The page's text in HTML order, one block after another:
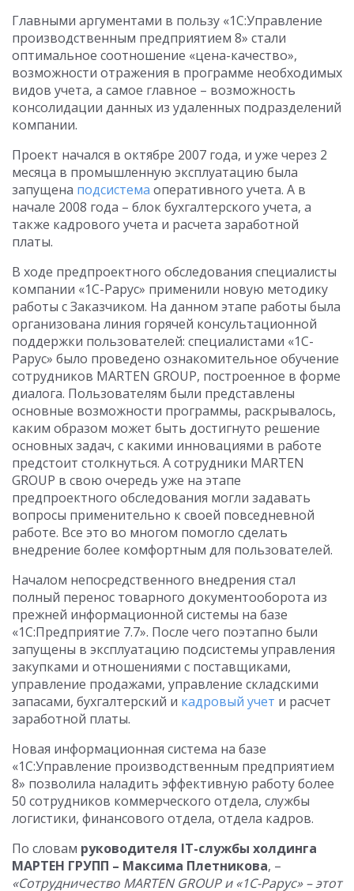
Главными аргументами в пользу «1С:Управление
производственным предприятием 8» стали
оптимальное соотношение «цена-качество»,
возможности отражения в программе необходимых
видов учета, а самое главное – возможность
консолидации данных из удаленных подразделений
компании.
Проект начался в октябре 2007 года, и уже через 2
месяца в промышленную эксплуатацию была
запущена подсистема оперативного учета. А в
начале 2008 года – блок бухгалтерского учета, а
также кадрового учета и расчета заработной
платы.
В ходе предпроектного обследования специалисты
компании «1С-Рарус» применили новую методику
работы с Заказчиком. На данном этапе работы была
организована линия горячей консультационной
поддержки пользователей: специалистами «1С-
Рарус» было проведено ознакомительное обучение
сотрудников MARTEN GROUP, построенное в форме
диалога. Пользователям были представлены
основные возможности программы, раскрывалось,
каким образом может быть достигнуто решение
основных задач, с какими инновациями в работе
предстоит столкнуться. А сотрудники MARTEN
GROUP в свою очередь уже на этапе
предпроектного обследования могли задавать
вопросы применительно к своей повседневной
работе. Все это во многом помогло сделать
внедрение более комфортным для пользователей.
Началом непосредственного внедрения стал
полный перенос товарного документооборота из
прежней информационной системы на базе
«1С:Предприятие 7.7». После чего поэтапно были
запущены в эксплуатацию подсистемы управления
закупками и отношениями с поставщиками,
управление продажами, управление складскими
запасами, бухгалтерский и кадровый учет и расчет
заработной платы.
Новая информационная система на базе
«1С:Управление производственным предприятием
8» позволила наладить эффективную работу более
50 сотрудников коммерческого отдела, службы
логистики, финансового отдела, отдела кадров.
По словам руководителя IT-службы холдинга
МАРТЕН ГРУПП – Максима Плетникова, –
«Сотрудничество MARTEN GROUP и «1С-Рарус» – этот